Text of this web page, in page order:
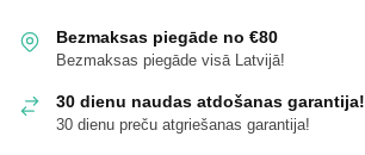
Bezmaksas piegāde no €80
Bezmaksas piegāde visā Latvijā!
30 dienu naudas atdošanas garantija!
30 dienu preču atgriešanas garantija!